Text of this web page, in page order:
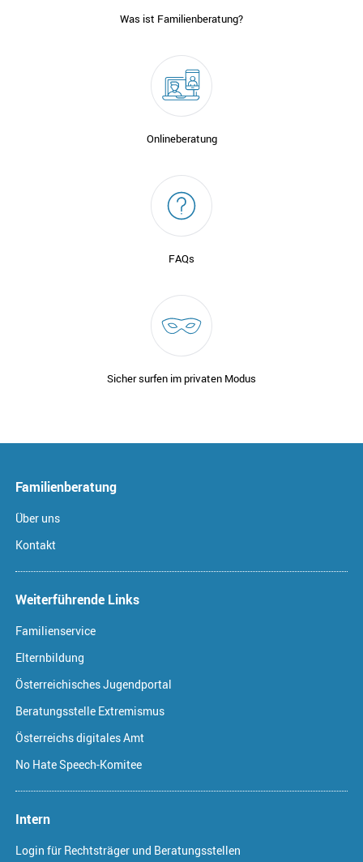
Was ist Familienberatung?
Onlineberatung
FAQs
Sicher surfen im privaten Modus
Familienberatung
Über uns
Kontakt
Weiterführende Links
Familienservice
Elternbildung
Österreichisches Jugendportal
Beratungsstelle Extremismus
Österreichs digitales Amt
No Hate Speech-Komitee
Intern
Login für Rechtsträger und Beratungsstellen